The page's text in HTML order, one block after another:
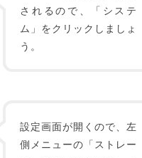
されるので、「システ
ム」をクリックしましょ
う。
設定画面が開くので、左
側メニューの「ストレー